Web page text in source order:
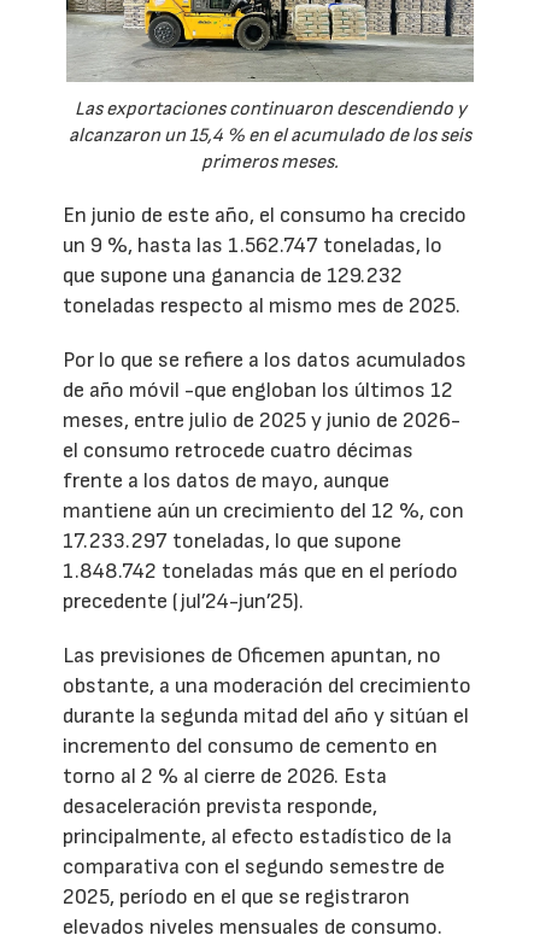
Las exportaciones continuaron descendiendo y
alcanzaron un 15,4 % en el acumulado de los seis
primeros meses.
En junio de este año, el consumo ha crecido
un 9 %, hasta las 1.562.747 toneladas, lo
que supone una ganancia de 129.232
toneladas respecto al mismo mes de 2025.
Por lo que se refiere a los datos acumulados
de año móvil -que engloban los últimos 12
meses, entre julio de 2025 y junio de 2026-
el consumo retrocede cuatro décimas
frente a los datos de mayo, aunque
mantiene aún un crecimiento del 12 %, con
17.233.297 toneladas, lo que supone
1.848.742 toneladas más que en el período
precedente (jul’24-jun’25).
Las previsiones de Oficemen apuntan, no
obstante, a una moderación del crecimiento
durante la segunda mitad del año y sitúan el
incremento del consumo de cemento en
torno al 2 % al cierre de 2026. Esta
desaceleración prevista responde,
principalmente, al efecto estadístico de la
comparativa con el segundo semestre de
2025, período en el que se registraron
elevados niveles mensuales de consumo.